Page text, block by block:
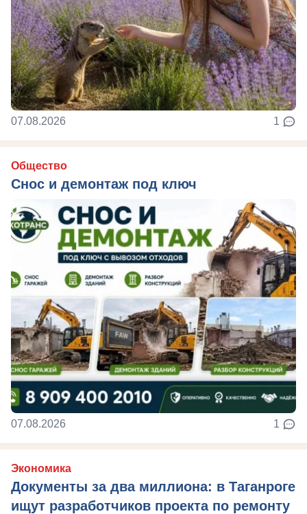
07.08.2026 1
Общество
Снос и демонтаж под ключ
07.08.2026 1
Экономика
Документы за два миллиона: в Таганроге
ищут разработчиков проекта по ремонту